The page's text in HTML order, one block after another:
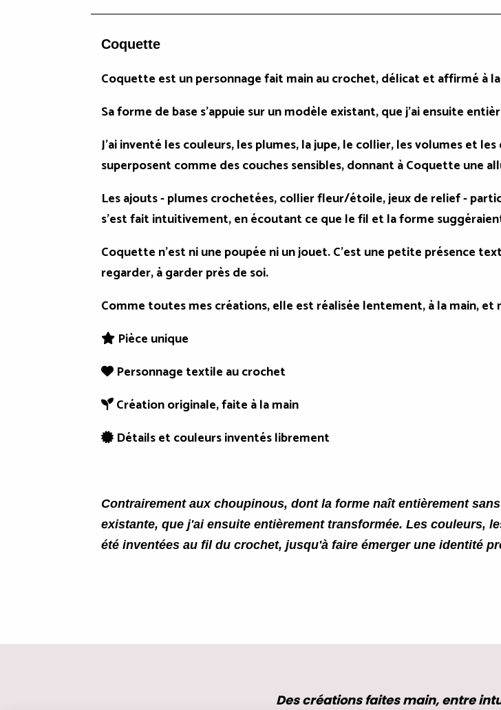
Coquette
Coquette est un personnage fait main au crochet, délicat et affirmé à
Sa forme de base s'appuie sur un modèle existant, que j'ai ensuite
J'ai inventé les couleurs, les plumes, la jupe, le collier, les volumes et
superposent comme des couches sensibles, donnant à Coquette une
Les ajouts - plumes crochetées, collier fleur/étoile, jeux de relief -
s'est fait intuitivement, en écoutant ce que le fil et la forme
Coquette n'est ni une poupée ni un jouet. C'est une petite présence
regarder, à garder près de soi.
Comme toutes mes créations, elle est réalisée lentement, à la main, et
 Pièce unique
 Personnage textile au crochet
 Création originale, faite à la main
 Détails et couleurs inventés librement
Contrairement aux choupinous, dont la forme naît entièrement
existante, que j'ai ensuite entièrement transformée. Les couleurs,
été inventées au fil du crochet, jusqu'à faire émerger une identité
Des créations faites main, entre